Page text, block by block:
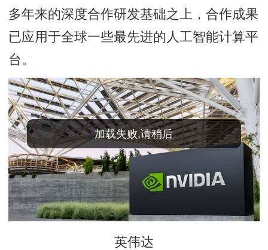
多年来的深度合作研发基础之上，合作成果
已应用于全球一些最先进的人工智能计算平
台。
英伟达